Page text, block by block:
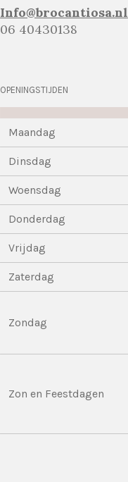
Info@brocantiosa.nl
06 40430138
OPENINGSTIJDEN
Maandag
Dinsdag
Woensdag
Donderdag
Vrijdag
Zaterdag
Zondag
Zon en Feestdagen